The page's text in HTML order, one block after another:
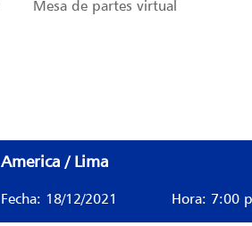
Mesa de partes virtual
America / Lima
Fecha: 18/12/2021 Hora: 7:00